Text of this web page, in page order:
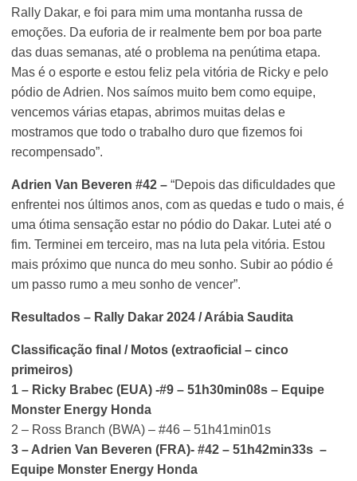
Rally Dakar, e foi para mim uma montanha russa de
emoções. Da euforia de ir realmente bem por boa parte
das duas semanas, até o problema na penútima etapa.
Mas é o esporte e estou feliz pela vitória de Ricky e pelo
pódio de Adrien. Nos saímos muito bem como equipe,
vencemos várias etapas, abrimos muitas delas e
mostramos que todo o trabalho duro que fizemos foi
recompensado”.
Adrien Van Beveren #42 – “Depois das dificuldades que
enfrentei nos últimos anos, com as quedas e tudo o mais, é
uma ótima sensação estar no pódio do Dakar. Lutei até o
fim. Terminei em terceiro, mas na luta pela vitória. Estou
mais próximo que nunca do meu sonho. Subir ao pódio é
um passo rumo a meu sonho de vencer”.
Resultados – Rally Dakar 2024 / Arábia Saudita
Classificação final / Motos (extraoficial – cinco
primeiros)
1 – Ricky Brabec (EUA) -#9 – 51h30min08s – Equipe
Monster Energy Honda
2 – Ross Branch (BWA) – #46 – 51h41min01s
3 – Adrien Van Beveren (FRA)- #42 – 51h42min33s –
Equipe Monster Energy Honda